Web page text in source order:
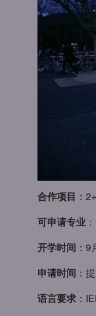
合作项目 ：
可申请专业
开学时间 ：9
申请时间 ：
语言要求 ：